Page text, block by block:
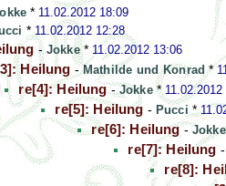
* 11.02.2012 18:09
* 11.02.2012 12:28
- Jokke* 11.02.2012 13:06
Heilung -Mathilde und Konrad *
re[4]: Heilung -Jokke* 11.02.2012
re[5]: Heilung - Pucci *
re[6]: Heilung- Jokke
re[7]: Heilung
re[8]: